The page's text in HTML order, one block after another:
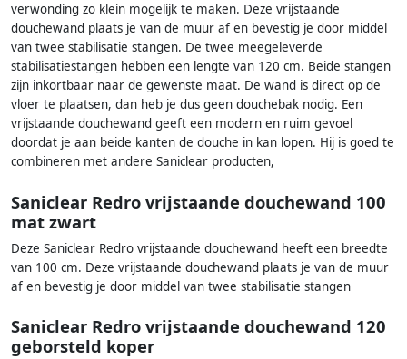
verwonding zo klein mogelijk te maken. Deze vrijstaande
douchewand plaats je van de muur af en bevestig je door middel
van twee stabilisatie stangen. De twee meegeleverde
stabilisatiestangen hebben een lengte van 120 cm. Beide stangen
zijn inkortbaar naar de gewenste maat. De wand is direct op de
vloer te plaatsen, dan heb je dus geen douchebak nodig. Een
vrijstaande douchewand geeft een modern en ruim gevoel
doordat je aan beide kanten de douche in kan lopen. Hij is goed te
combineren met andere Saniclear producten,
Saniclear Redro vrijstaande douchewand 100
mat zwart
Deze Saniclear Redro vrijstaande douchewand heeft een breedte
van 100 cm. Deze vrijstaande douchewand plaats je van de muur
af en bevestig je door middel van twee stabilisatie stangen
Saniclear Redro vrijstaande douchewand 120
geborsteld koper